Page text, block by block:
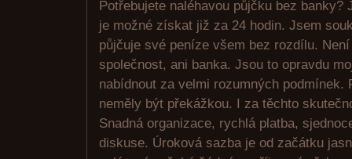
Potřebujete naléhavou půjčku bez
je možné získat již za 24 hodin. Jsem
půjčuje své peníze všem bez rozdílu.
společnost, ani banka. Jsou to opravdu
nabídnout za velmi rozumných podmínek.
neměly být překážkou. I za těchto
Snadná organizace, rychlá platba,
diskuse. Úroková sazba je od začátku